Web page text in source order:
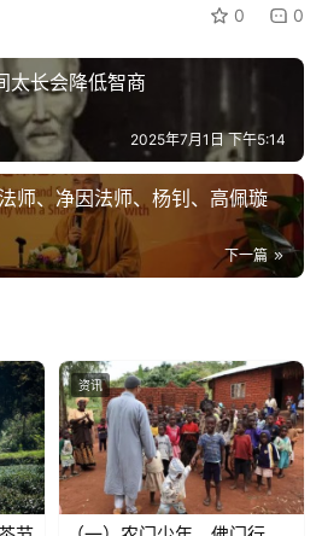
0 0
太长会降低智商
2025年7月1日 下午5:14
师、净因法师、杨钊、高佩璇
下一篇
资讯